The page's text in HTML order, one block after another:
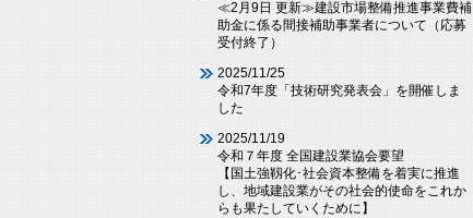
≪2月9日 更新≫建設市場整備推進事業費補
助金に係る間接補助事業者について（応募
受付終了）
2025/11/25
令和7年度「技術研究発表会」を開催しま
した
2025/11/19
令和７年度 全国建設業協会要望
【国土強靱化･社会資本整備を着実に推進
し、地域建設業がその社会的使命をこれか
らも果たしていくために】